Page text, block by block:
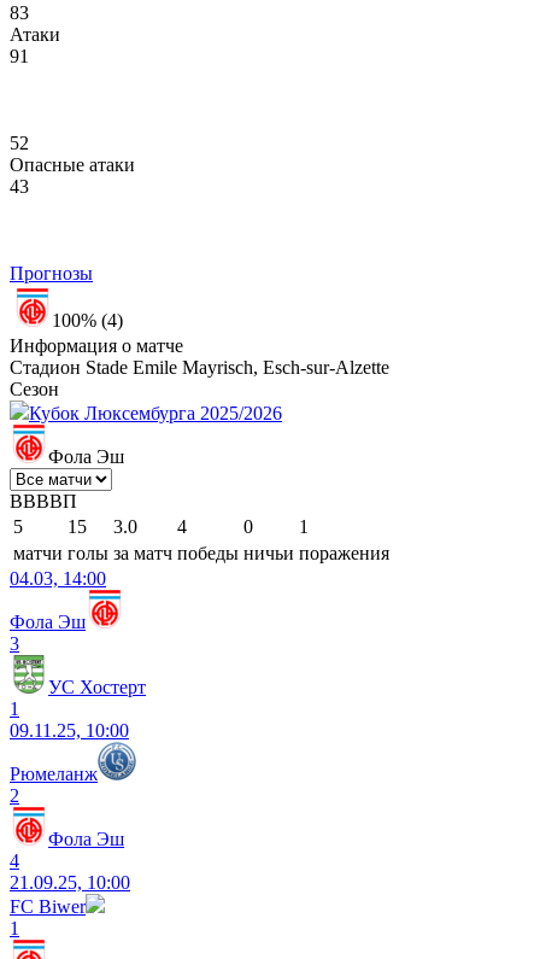
83
Атаки
91
52
Опасные атаки
43
Прогнозы
100% (4)
Информация о матче
Стадион Stade Emile Mayrisch, Esch-sur-Alzette
Сезон
Кубок Люксембурга 2025/2026
Фола Эш
ВВВВП
5
15 3.0 4 0
1
матчи голы за матч победы ничьи поражения
04.03, 14:00
Фола Эш
3
УС Хостерт
1
09.11.25, 10:00
Рюмеланж
2
Фола Эш
4
21.09.25, 10:00
FC Biwer
1